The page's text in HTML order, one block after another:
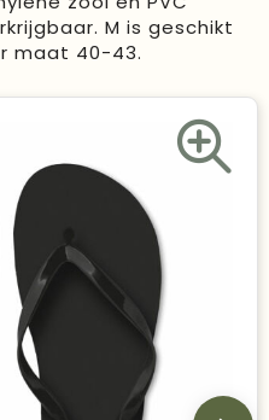
M is geschikt
maat 40-43.